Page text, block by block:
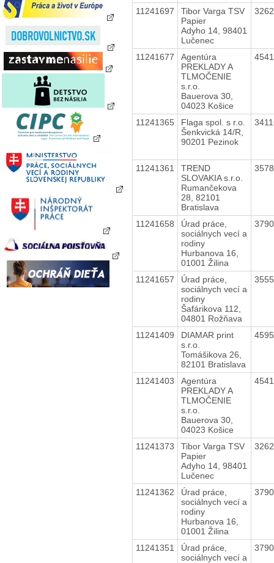
11241697
Tibor Varga TSV
Papier
Adyho 14, 98401
Lučenec
11241677
Agentúra
PREKLADY A
TLMOČENIE
s.r.o.
Bauerova 30,
04023 Košice
11241365
Flaga spol. s r.o.
Šenkvická 14/R,
90201 Pezinok
11241361
TREND
SLOVAKIA s.r.o.
Rumančekova
28, 82101
Bratislava
11241658
Úrad práce,
sociálnych vecí a
rodiny
Hurbanova 16,
01001 Žilina
11241657
Úrad práce,
sociálnych vecí a
rodiny
Šafárikova 112,
04801 Rožňava
11241409
DIAMAR print
s.r.o.
Tomášikova 26,
82101 Bratislava
11241403
Agentúra
PREKLADY A
TLMOČENIE
s.r.o.
Bauerova 30,
04023 Košice
11241373
Tibor Varga TSV
Papier
Adyho 14, 98401
Lučenec
11241362
Úrad práce,
sociálnych vecí a
rodiny
Hurbanova 16,
01001 Žilina
11241351
Úrad práce,
sociálnych vecí a